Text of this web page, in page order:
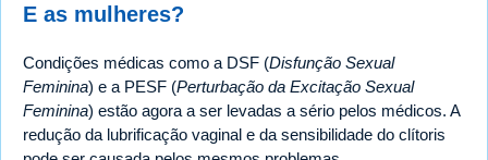
E as mulheres?
Condições médicas como a DSF (Disfunção Sexual
Feminina) e a PESF (Perturbação da Excitação Sexual
Feminina) estão agora a ser levadas a sério pelos médicos. A
redução da lubrificação vaginal e da sensibilidade do clítoris